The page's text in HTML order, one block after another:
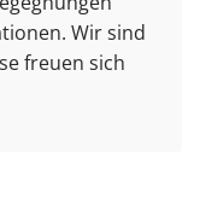
Wir sind
freuen sich